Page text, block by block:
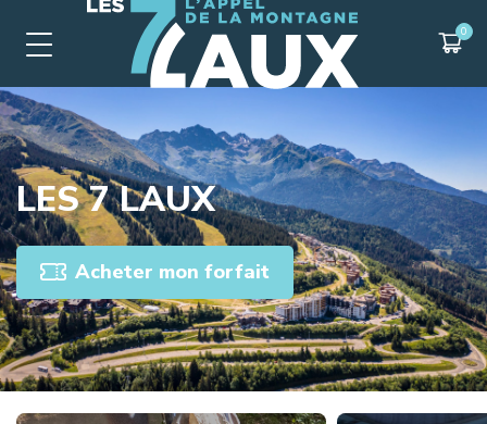
LES 7 LAUX
Acheter mon forfait